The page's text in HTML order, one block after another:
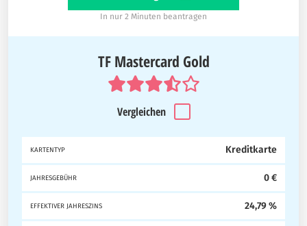
In nur 2 Minuten beantragen
TF Mastercard Gold
Vergleichen
KARTENTYP Kreditkarte
JAHRESGEBÜHR 0 €
EFFEKTIVER JAHRESZINS 24,79 %